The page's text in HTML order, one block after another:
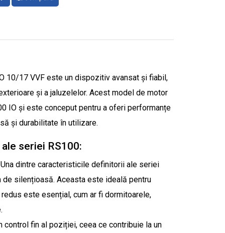
10/17 VVF este un dispozitiv avansat și fiabil,
și a jaluzelelor. Acest model de motor
IO și este conceput pentru a oferi performanțe
și durabilitate în utilizare.
seriei RS100:
dintre caracteristicile definitorii ale seriei
silențioasă. Aceasta este ideală pentru
este esențial, cum ar fi dormitoarele,
fin al poziției, ceea ce contribuie la un